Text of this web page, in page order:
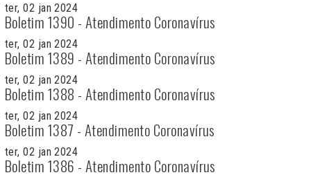
ter, 02 jan 2024
Boletim 1390 - Atendimento Coronavírus
ter, 02 jan 2024
Boletim 1389 - Atendimento Coronavírus
ter, 02 jan 2024
Boletim 1388 - Atendimento Coronavírus
ter, 02 jan 2024
Boletim 1387 - Atendimento Coronavírus
ter, 02 jan 2024
Boletim 1386 - Atendimento Coronavírus